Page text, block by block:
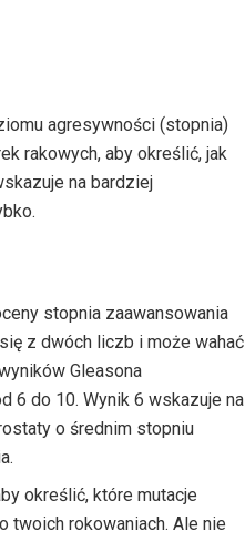
agresywności (stopnia)
rakowych, aby określić, jak
na bardziej
stopnia zaawansowania
z dwóch liczb i może wahać
Gleasona
6 do 10. Wynik 6 wskazuje na
o średnim stopniu
określić, które mutacje
twoich rokowaniach. Ale nie